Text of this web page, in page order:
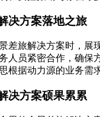
决方案落地之旅
差旅解决方案时，展
人员紧密合作，确保
根据动力源的业务需
决方案硕果累累